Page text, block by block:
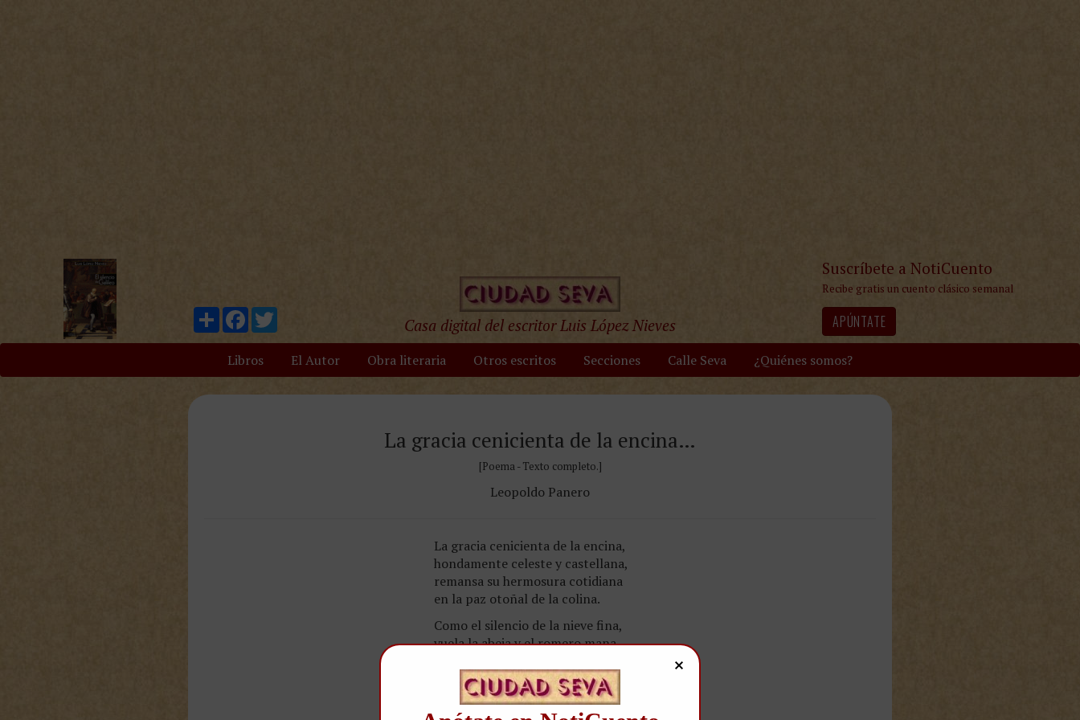
Compartir
FacebookTwitter
Casa digital del escritor Luis López Nieves
Suscríbete a NotiCuento
Recibe gratis un cuento clásico semanal
APÚNTATE
Libros El Autor Obra literaria Otros escritos Secciones Calle Seva ¿Quiénes somos?
La gracia cenicienta de la encina…
[Poema - Texto completo.]
Leopoldo Panero
La gracia cenicienta de la encina,
hondamente celeste y castellana,
remansa su hermosura cotidiana
en la paz otoñal de la colina.
Como el silencio de la nieve fina,
vuela la abeja y el romero mana,
de su secreta soledad divina.
La luz afirma la unidad del cielo